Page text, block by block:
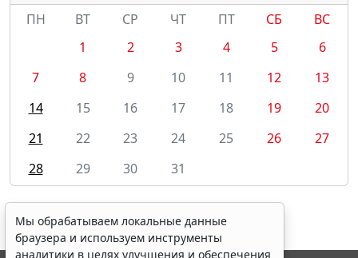
ПН
ВТ СР ЧТ ПТ СБ
ВС
1
2 3 4 5
6
7
8 9 10 11 12
13
14
15 16 17 18 19
20
21
22 23 24 25 26
27
28
29 30 31
Мы обрабатываем локальные данные
браузера и используем инструменты
аналитики в целях улучшения и обеспечения